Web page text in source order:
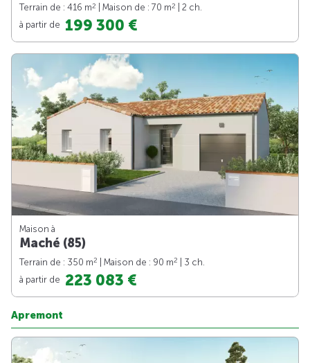
Terrain de : 416 m2 | Maison de : 70 m2
| 2 ch.
à partir de 199 300 €
Maison à
Maché (85)
Terrain de : 350 m2 | Maison de : 90 m2
| 3 ch.
à partir de 223 083 €
Apremont